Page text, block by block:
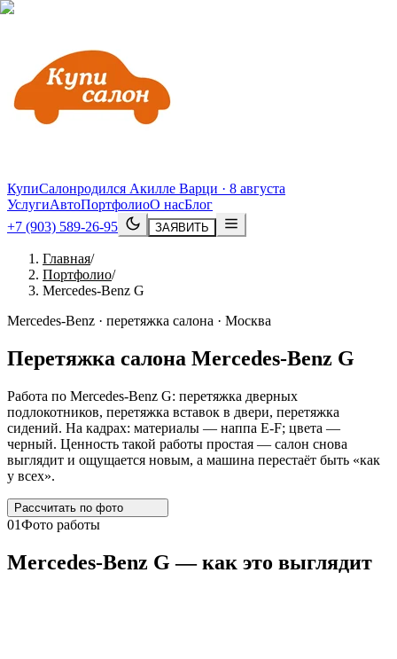
КупиСалонродился Акилле Варци · 8 августа
УслугиАвтоПортфолиоО насБлог
+7 (903) 589-26-95
ЗАЯВИТЬ
Главная/
Портфолио/
Mercedes-Benz G
Mercedes-Benz · перетяжка салона · Москва
Перетяжка салона Mercedes-Benz G
Работа по Mercedes-Benz G: перетяжка дверных
подлокотников, перетяжка вставок в двери, перетяжка
сидений. На кадрах: материалы — наппа E-F; цвета —
черный. Ценность такой работы простая — салон снова
выглядит и ощущается новым, а машина перестаёт быть «как
у всех».
Рассчитать по фото
01Фото работы
Mercedes-Benz G — как это выглядит